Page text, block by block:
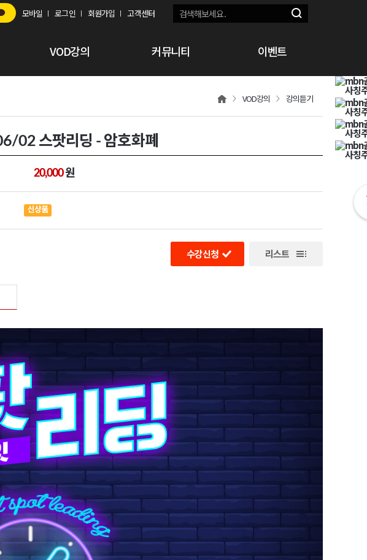
모바일 로그인 회원가입 고객센터
VOD강의 커뮤니티 이벤트
VOD강의 강의듣기
02 스팟리딩 - 암호화폐
20,000원
신상품
수강신청 리스트